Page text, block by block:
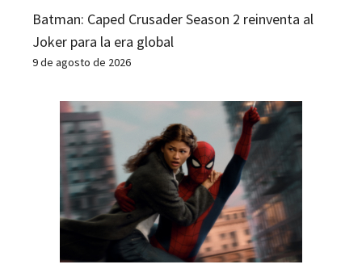
Batman: Caped Crusader Season 2 reinventa al
Joker para la era global
9 de agosto de 2026